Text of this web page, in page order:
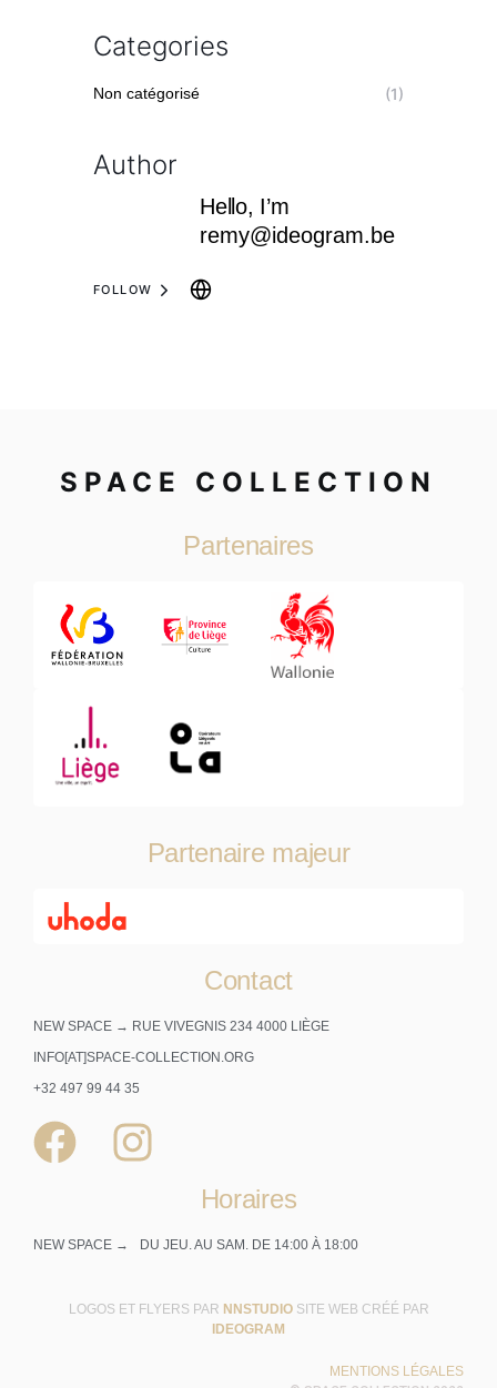
Categories
Non catégorisé (1)
Author
Hello, I’m
remy@ideogram.be
FOLLOW
SPACE COLLECTION
Partenaires
Partenaire majeur
Contact
NEW SPACE → RUE VIVEGNIS 234 4000 LIÈGE
INFO[AT]SPACE-COLLECTION.ORG
+32 497 99 44 35
Horaires
NEW SPACE → DU JEU. AU SAM. DE 14:00 À 18:00
LOGOS ET FLYERS PAR NNSTUDIO SITE WEB CRÉÉ PAR
IDEOGRAM
MENTIONS LÉGALES